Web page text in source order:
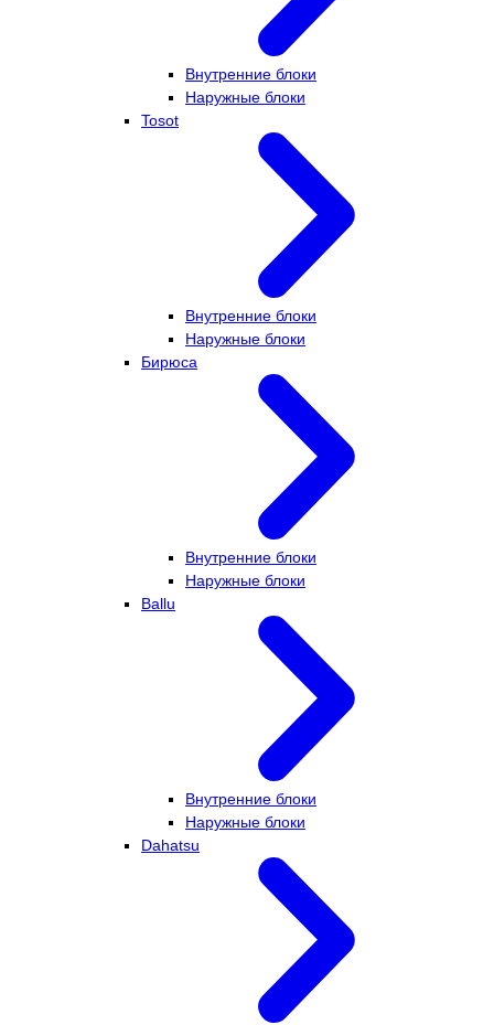
Внутренние блоки
Наружные блоки
Tosot
Внутренние блоки
Наружные блоки
Бирюса
Внутренние блоки
Наружные блоки
Ballu
Внутренние блоки
Наружные блоки
Dahatsu